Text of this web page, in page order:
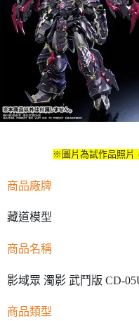
※圖片為試作品照片
商品廠牌
藏道模型
商品名稱
影域眾 濁影 武鬥版 CD-
商品類型